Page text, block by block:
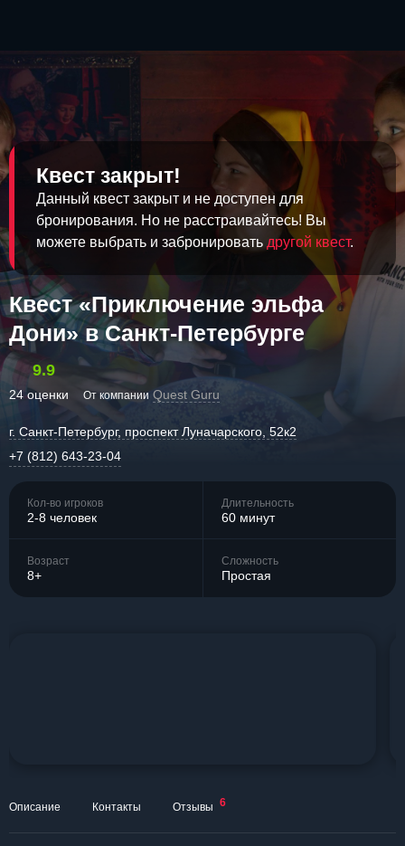
Квест закрыт!
Данный квест закрыт и не доступен для
бронирования. Но не расстраивайтесь! Вы
можете выбрать и забронировать другой квест.
Квест «Приключение эльфа
Дони» в Санкт-Петербурге
9.9
24 оценки От компании Quest Guru
г. Санкт-Петербург, проспект Луначарского, 52к2
+7 (812) 643-23-04
Кол-во игроков
2-8 человек
Длительность
60 минут
Возраст
8+
Сложность
Простая
Описание Контакты Отзывы 6